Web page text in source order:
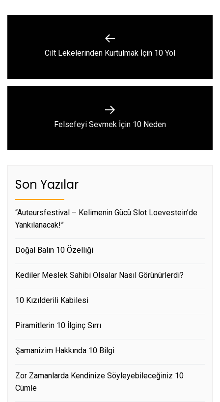
Previous
Cilt Lekelerinden Kurtulmak İçin 10 Yol
Next
Felsefeyi Sevmek İçin 10 Neden
Son Yazılar
“Auteursfestival – Kelimenin Gücü Slot Loevestein’de
Yankılanacak!”
Doğal Balın 10 Özelliği
Kediler Meslek Sahibi Olsalar Nasıl Görünürlerdi?
10 Kızılderili Kabilesi
Piramitlerin 10 İlginç Sırrı
Şamanizim Hakkında 10 Bilgi
Zor Zamanlarda Kendinize Söyleyebileceğiniz 10
Cümle